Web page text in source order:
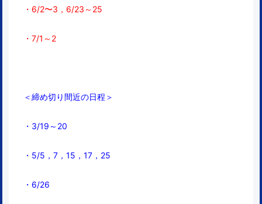
・6/2〜3，6/23～25
・7/1～2
＜締め切り間近の日程＞
・3/19～20
・5/5，7，15，17，25
・6/26